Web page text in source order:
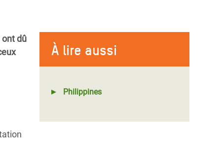
À lire aussi
Philippines
ont dû